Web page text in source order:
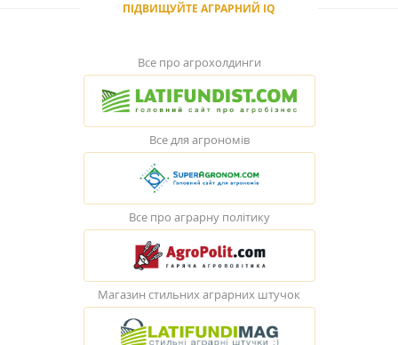
ПІДВИЩУЙТЕ АГРАРНИЙ IQ
Все про агрохолдинги
Все для агрономів
Все про аграрну політику
Магазин стильних аграрних штучок